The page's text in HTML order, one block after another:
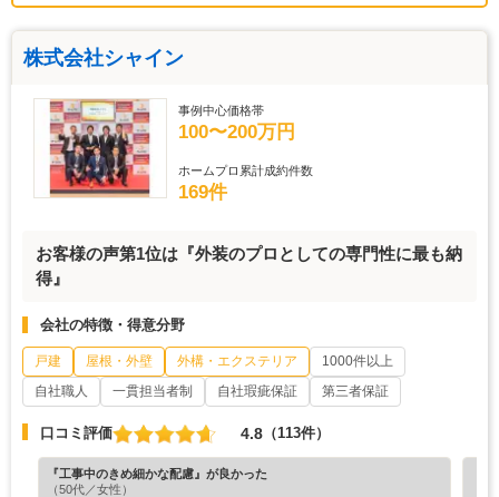
株式会社シャイン
事例中心価格帯
100〜200万円
ホームプロ累計成約件数
169件
お客様の声第1位は『外装のプロとしての専門性に最も納
得』
会社の特徴・得意分野
戸建 屋根・外壁 外構・エクステリア
1000件以上
自社職人
一貫担当者制 自社瑕疵保証 第三者保証
口コミ評価 4.8 （113件）
『工事中のきめ細かな配慮』が良かった
（50代／女性）